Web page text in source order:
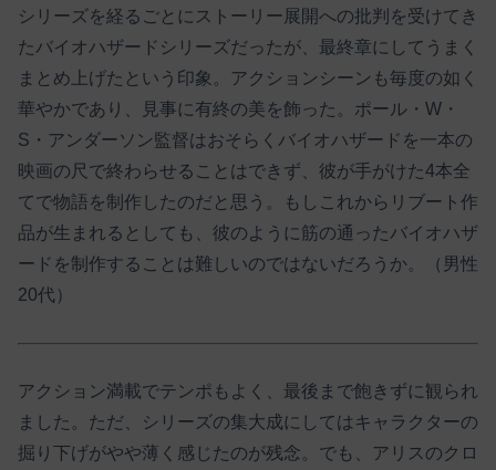
シリーズを経るごとにストーリー展開への批判を受けてき
たバイオハザードシリーズだったが、最終章にしてうまく
まとめ上げたという印象。アクションシーンも毎度の如く
華やかであり、見事に有終の美を飾った。ポール・W・
S・アンダーソン監督はおそらくバイオハザードを一本の
映画の尺で終わらせることはできず、彼が手がけた4本全
てで物語を制作したのだと思う。もしこれからリブート作
品が生まれるとしても、彼のように筋の通ったバイオハザ
ードを制作することは難しいのではないだろうか。（男性
20代）
アクション満載でテンポもよく、最後まで飽きずに観られ
ました。ただ、シリーズの集大成にしてはキャラクターの
掘り下げがやや薄く感じたのが残念。でも、アリスのクロ